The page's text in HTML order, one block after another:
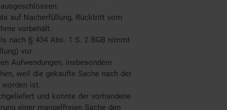
auf Nacherfüllung, Rücktritt vom
vorbehält.
nach § 434 Abs. 1 S. 2 BGB nimmt
vor.
Aufwendungen, insbesondere
weil die gekaufte Sache nach der
ist.
und konnte der vorhandene
einer mangelfreien Sache den